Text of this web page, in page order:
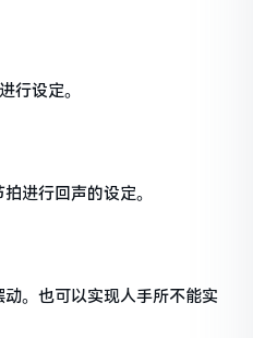
行设定。
进行回声的设定。
。也可以实现人手所不能实